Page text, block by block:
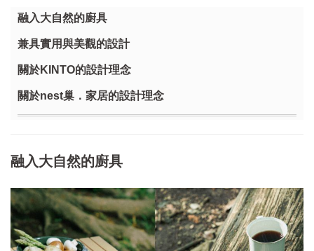
融入大自然的廚具
兼具實用與美觀的設計
關於KINTO的設計理念
關於nest巢．家居的設計理念
融入大自然的廚具